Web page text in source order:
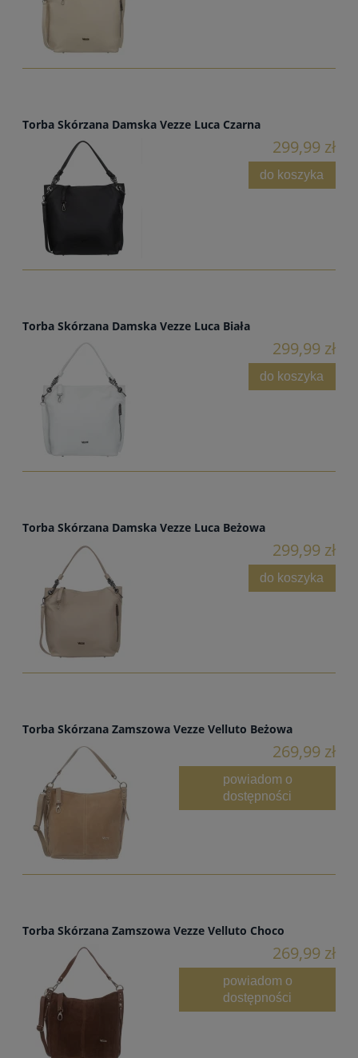
Torba Skórzana Damska Vezze Luca Czarna
299,99 zł
do koszyka
Torba Skórzana Damska Vezze Luca Biała
299,99 zł
do koszyka
Torba Skórzana Damska Vezze Luca Beżowa
299,99 zł
do koszyka
Torba Skórzana Zamszowa Vezze Velluto Beżowa
269,99 zł
powiadom o
dostępności
Torba Skórzana Zamszowa Vezze Velluto Choco
269,99 zł
powiadom o
dostępności